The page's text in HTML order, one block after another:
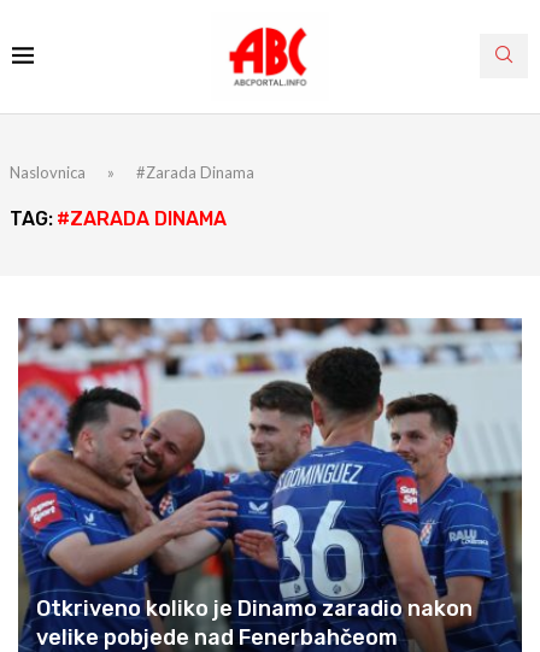
Naslovnica » #Zarada Dinama
TAG: #ZARADA DINAMA
Otkriveno koliko je Dinamo zaradio nakon
velike pobjede nad Fenerbahčeom